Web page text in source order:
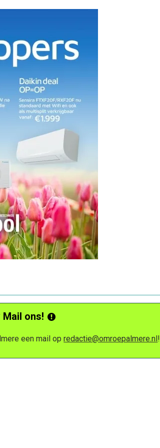
ons!
een mail opredactie@omroepalmere.nl!